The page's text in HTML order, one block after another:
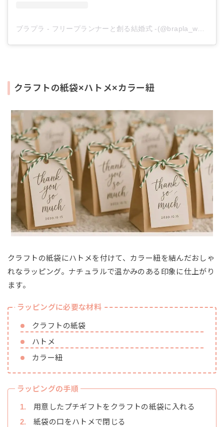
ブラプラ - フリープランナーと創る結婚式 -(@brapla_wedding)がシェアした投稿
クラフトの紙袋×ハトメ×カラー紐
クラフトの紙袋にハトメを付けて、カラー紐を結んだおしゃ
れなラッピング。ナチュラルで温かみのある印象に仕上がり
ます。
ラッピングに必要な材料
クラフトの紙袋
ハトメ
カラー紐
ラッピングの手順
用意したプチギフトをクラフトの紙袋に入れる
紙袋の口をハトメで閉じる